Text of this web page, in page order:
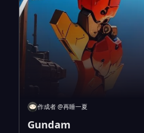
作成者@再睡一夏
Gundam